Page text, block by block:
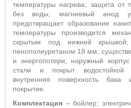
температуры нагрева; защита от
без воды; магниевый анод
предотвращает образование
температуры производится
скрытым под нижней крышкой;
пенополиуретаном 18 мм,
и энергопотери; наружный
стали и покрыт водостойкой
внутренняя поверхность бака
покрытие.
Комплектация – бойлер;